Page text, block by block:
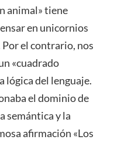
animal» tiene
en unicornios
el contrario, nos
«cuadrado
lógica del lenguaje.
el dominio de
semántica y la
afirmación «Los